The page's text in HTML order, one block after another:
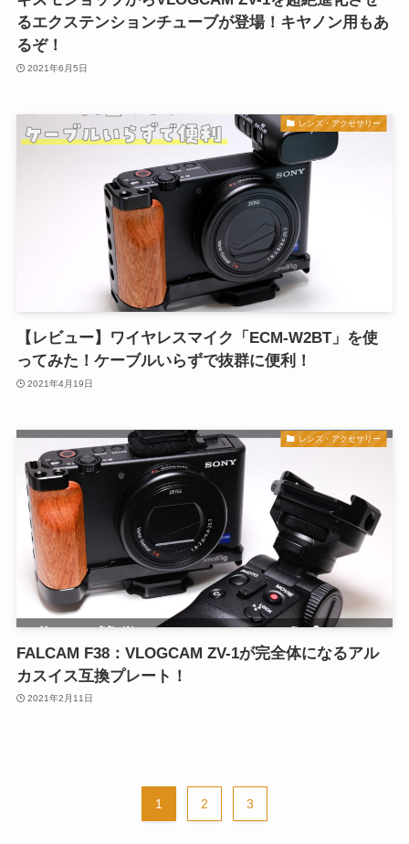
るエクステンションチューブが登場！キヤノン用もあ
るぞ！
2021年6月5日
レンズ・アクセサリー
【レビュー】ワイヤレスマイク「ECM-W2BT」を使
ってみた！ケーブルいらずで抜群に便利！
2021年4月19日
レンズ・アクセサリー
FALCAM F38：VLOGCAM ZV-1が完全体になるアル
カスイス互換プレート！
2021年2月11日
1 2 3